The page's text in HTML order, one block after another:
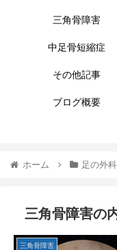
三角骨障害
中足骨短縮症
その他記事
ブログ概要
ホーム 足の外
三角骨障害の
三角骨障害